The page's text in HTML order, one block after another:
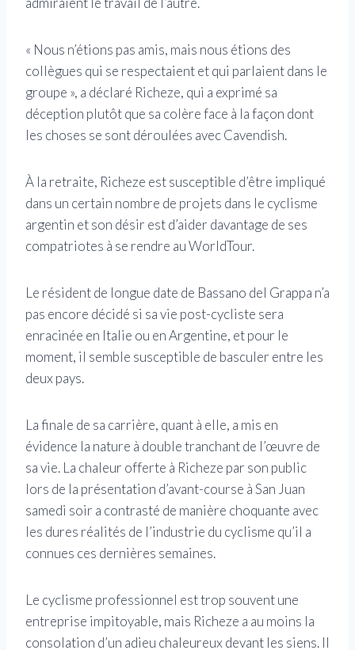
« Nous n’étions pas amis, mais nous étions des
collègues qui se respectaient et qui parlaient dans le
groupe », a déclaré Richeze, qui a exprimé sa
déception plutôt que sa colère face à la façon dont
les choses se sont déroulées avec Cavendish.
À la retraite, Richeze est susceptible d’être impliqué
dans un certain nombre de projets dans le cyclisme
argentin et son désir est d’aider davantage de ses
compatriotes à se rendre au WorldTour.
Le résident de longue date de Bassano del Grappa n’a
pas encore décidé si sa vie post-cycliste sera
enracinée en Italie ou en Argentine, et pour le
moment, il semble susceptible de basculer entre les
deux pays.
La finale de sa carrière, quant à elle, a mis en
évidence la nature à double tranchant de l’œuvre de
sa vie. La chaleur offerte à Richeze par son public
lors de la présentation d’avant-course à San Juan
samedi soir a contrasté de manière choquante avec
les dures réalités de l’industrie du cyclisme qu’il a
connues ces dernières semaines.
Le cyclisme professionnel est trop souvent une
entreprise impitoyable, mais Richeze a au moins la
consolation d’un adieu chaleureux devant les siens. Il